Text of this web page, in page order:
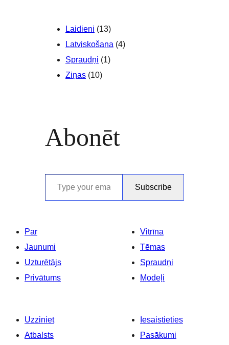
Laidieni (13)
Latviskošana (4)
Spraudņi (1)
Ziņas (10)
Abonēt
Type your email…
Subscribe
Par
Jaunumi
Uzturētājs
Privātums
Vitrīna
Tēmas
Spraudņi
Modeļi
Uzziniet
Atbalsts
Iesaistieties
Pasākumi